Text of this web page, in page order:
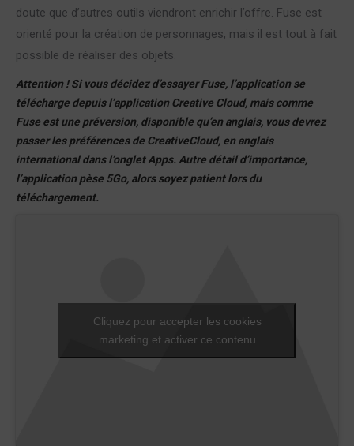
doute que d’autres outils viendront enrichir l’offre. Fuse est
orienté pour la création de personnages, mais il est tout à fait
possible de réaliser des objets.
Attention ! Si vous décidez d’essayer Fuse, l’application se
télécharge depuis l’application Creative Cloud, mais comme
Fuse est une préversion, disponible qu’en anglais, vous devrez
passer les préférences de CreativeCloud, en anglais
international dans l’onglet Apps. Autre détail d’importance,
l’application pèse 5Go, alors soyez patient lors du
téléchargement.
Cliquez pour accepter les cookies
marketing et activer ce contenu